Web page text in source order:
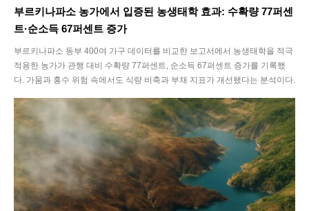
부르키나파소 농가에서 입증된 농생태학 효과: 수확량 77퍼센
트·순소득 67퍼센트 증가
부르키나파소 동부 400여 가구 데이터를 비교한 보고서에서 농생태학을 적극
적용한 농가가 관행 대비 수확량 77퍼센트, 순소득 67퍼센트 증가를 기록했
다. 가뭄과 홍수 위험 속에서도 식량 비축과 부채 지표가 개선됐다는 분석이다.